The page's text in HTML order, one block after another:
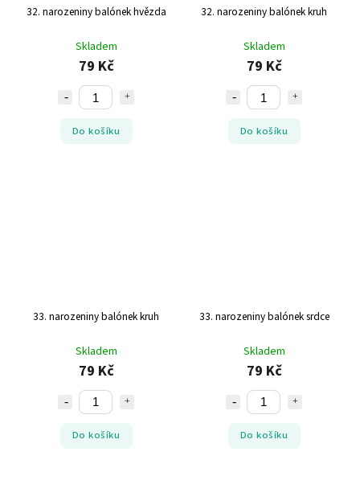
32. narozeniny balónek hvězda
Skladem
79 Kč
Do košíku
32. narozeniny balónek kruh
Skladem
79 Kč
Do košíku
33. narozeniny balónek kruh
Skladem
79 Kč
Do košíku
33. narozeniny balónek srdce
Skladem
79 Kč
Do košíku